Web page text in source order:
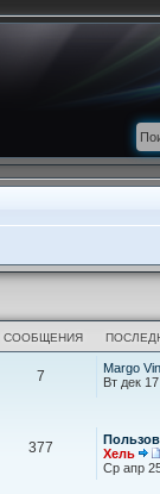
СООБЩЕНИЯ
7
Margo
Вт дек
377
Хель
Ср апр